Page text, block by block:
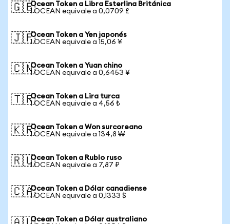
🇬🇧Ocean Token a Libra Esterlina Británica
1 OCEAN equivale a 0,0709 £
🇯🇵Ocean Token a Yen japonés
1 OCEAN equivale a 15,06 ¥
🇨🇳Ocean Token a Yuan chino
1 OCEAN equivale a 0,6453 ¥
🇹🇷Ocean Token a Lira turca
1 OCEAN equivale a 4,56 ₺
🇰🇷Ocean Token a Won surcoreano
1 OCEAN equivale a 134,8 ₩
🇷🇺Ocean Token a Rublo ruso
1 OCEAN equivale a 7,87 ₽
🇨🇦Ocean Token a Dólar canadiense
1 OCEAN equivale a 0,1333 $
Ocean Token a Dólar australiano